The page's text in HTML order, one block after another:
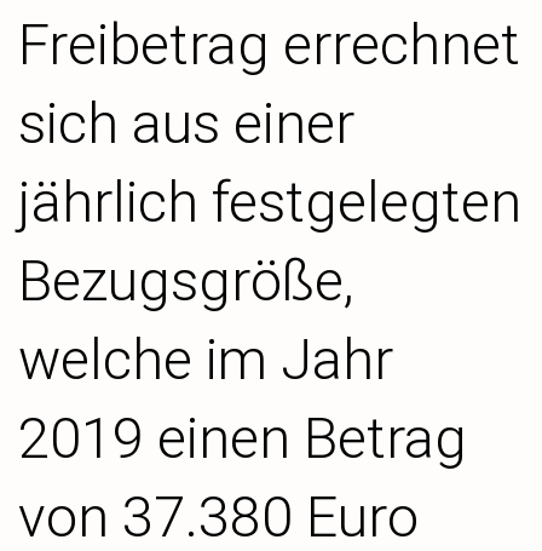
Freibetrag errechnet
sich aus einer
jährlich festgelegten
Bezugsgröße,
welche im Jahr
2019 einen Betrag
von 37.380 Euro